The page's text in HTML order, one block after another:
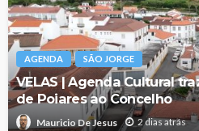
AGENDA SÃO JORGE
VELAS | Agenda Cultural
de Poiares ao Concelho
Mauricio De Jesus 2 dias atrás